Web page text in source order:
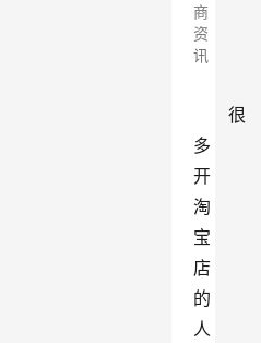
商
资
讯
很
多
开
淘
宝
店
的
人